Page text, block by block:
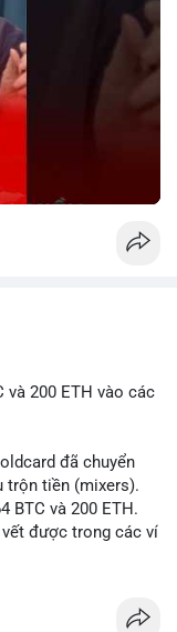
đầu tư đạt được
và 200 ETH vào các
đã chuyển
trộn tiền (mixers).
BTC và 200 ETH.
vết được trong các ví